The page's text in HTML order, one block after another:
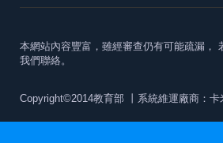
本網站內容豐富，雖經審查仍有可能疏漏，
我們聯絡。
Copyright©2014教育部 丨系統維運廠商：